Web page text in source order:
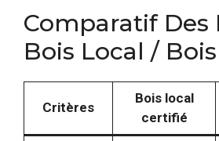
Comparatif Des
Bois Local /
Critères
Bois local
certifié